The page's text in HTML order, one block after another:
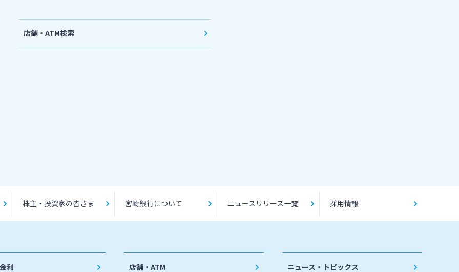
店舗・ATM検索
株主・投資家の皆さま 宮崎銀行について ニュースリリース一覧 採用情報
利 店舗・ATM ニュース・トピックス